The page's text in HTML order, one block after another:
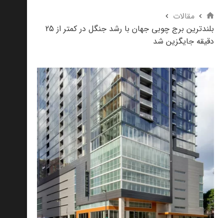
مقالات
بلندترین برج چوبی جهان با رشد جنگل در کمتر از 25
دقیقه جایگزین شد